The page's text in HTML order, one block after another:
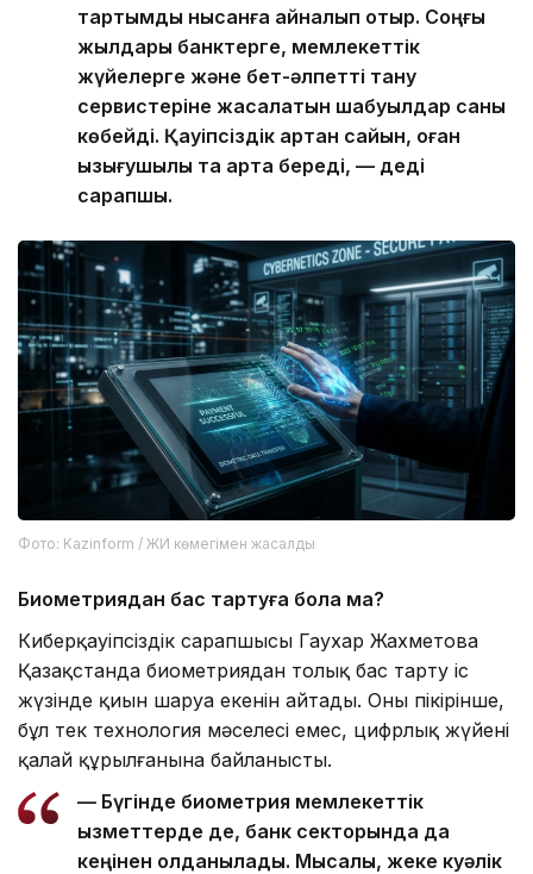
тартымды нысанға айналып отыр. Соңғы
жылдары банктерге, мемлекеттік
жүйелерге және бет-әлпетті тану
сервистеріне жасалатын шабуылдар саны
көбейді. Қауіпсіздік артқан сайын, оған
қызығушылық та арта береді, — деді
сарапшы.
Фото: Kazinform / ЖИ көмегімен жасалды
Биометриядан бас тартуға бола ма?
Киберқауіпсіздік сарапшысы Гаухар Жахметова
Қазақстанда биометриядан толық бас тарту іс
жүзінде қиын шаруа екенін айтады. Оның пікірінше,
бұл тек технология мәселесі емес, цифрлық жүйенің
қалай құрылғанына байланысты.
— Бүгінде биометрия мемлекеттік
қызметтерде де, банк секторында да
кеңінен қолданылады. Мысалы, жеке куәлік